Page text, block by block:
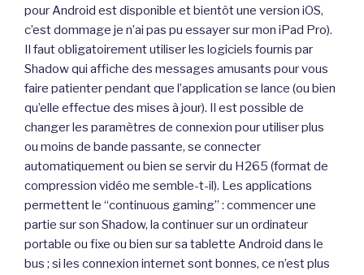
pour Android est disponible et bientôt une version iOS,
c’est dommage je n’ai pas pu essayer sur mon iPad Pro).
Il faut obligatoirement utiliser les logiciels fournis par
Shadow qui affiche des messages amusants pour vous
faire patienter pendant que l’application se lance (ou bien
qu’elle effectue des mises à jour). Il est possible de
changer les paramètres de connexion pour utiliser plus
ou moins de bande passante, se connecter
automatiquement ou bien se servir du H265 (format de
compression vidéo me semble-t-il). Les applications
permettent le “continuous gaming” : commencer une
partie sur son Shadow, la continuer sur un ordinateur
portable ou fixe ou bien sur sa tablette Android dans le
bus ; si les connexion internet sont bonnes, ce n’est plus